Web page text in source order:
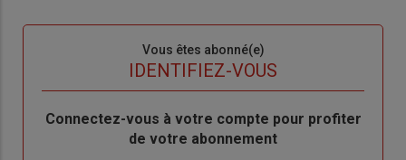
Vous êtes abonné(e)
IDENTIFIEZ-VOUS
Body
Connectez-vous à votre compte pour profiter
de votre abonnement